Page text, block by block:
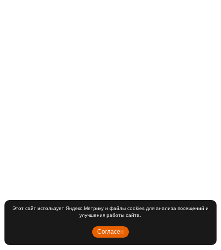
Этот сайт использует Яндекс.Метрику и файлы cookies для анализа посещений и
улучшения работы сайта.
Согласен